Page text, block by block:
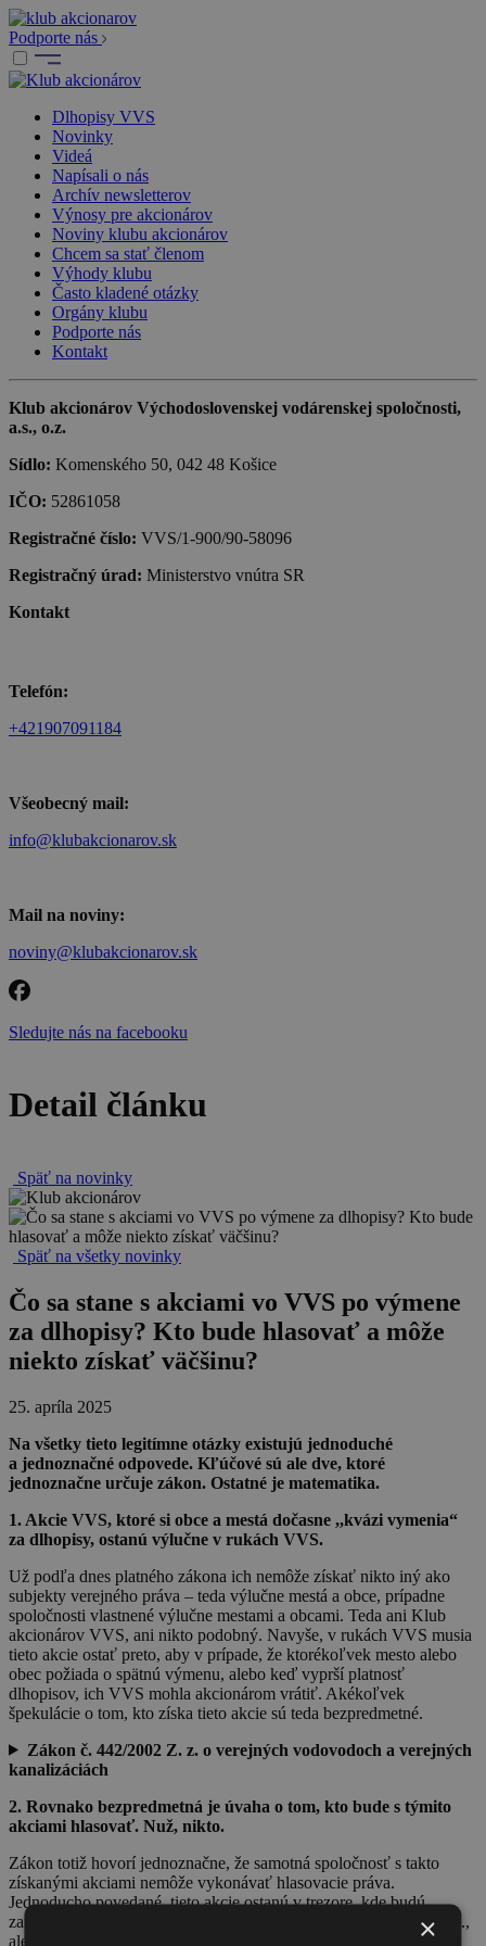
Podporte nás
Dlhopisy VVS
Novinky
Videá
Napísali o nás
Archív newsletterov
Výnosy pre akcionárov
Noviny klubu akcionárov
Chcem sa stať členom
Výhody klubu
Často kladené otázky
Orgány klubu
Podporte nás
Kontakt
Klub akcionárov Východoslovenskej vodárenskej spoločnosti,
a.s., o.z.
Sídlo: Komenského 50, 042 48 Košice
IČO: 52861058
Registračné číslo: VVS/1-900/90-58096
Registračný úrad: Ministerstvo vnútra SR
Kontakt
Telefón:
+421907091184
Všeobecný mail:
info@klubakcionarov.sk
Mail na noviny:
noviny@klubakcionarov.sk
Sledujte nás na facebooku
Detail článku
Späť na novinky
Späť na všetky novinky
Čo sa stane s akciami vo VVS po výmene
za dlhopisy? Kto bude hlasovať a môže
niekto získať väčšinu?
25. apríla 2025
Na všetky tieto legitímne otázky existujú jednoduché
a jednoznačné odpovede. Kľúčové sú ale dve, ktoré
jednoznačne určuje zákon. Ostatné je matematika.
1. Akcie VVS, ktoré si obce a mestá dočasne ,,kvázi vymenia“
za dlhopisy, ostanú výlučne v rukách VVS.
Už podľa dnes platného zákona ich nemôže získať nikto iný ako
subjekty verejného práva – teda výlučne mestá a obce, prípadne
spoločnosti vlastnené výlučne mestami a obcami. Teda ani Klub
akcionárov VVS, ani nikto podobný. Navyše, v rukách VVS musia
tieto akcie ostať preto, aby v prípade, že ktorékoľvek mesto alebo
obec požiada o spätnú výmenu, alebo keď vyprší platnosť
dlhopisov, ich VVS mohla akcionárom vrátiť. Akékoľvek
špekulácie o tom, kto získa tieto akcie sú teda bezpredmetné.
Zákon č. 442/2002 Z. z. o verejných vodovodoch a verejných
kanalizáciách
2. Rovnako bezpredmetná je úvaha o tom, kto bude s týmito
akciami hlasovať. Nuž, nikto.
Zákon totiž hovorí jednoznačne, že samotná spoločnosť s takto
získanými akciami nemôže vykonávať hlasovacie práva.
Jednoducho povedané, tieto akcie ostanú v trezore, kde budú
zapadať pachom, kým nevyprší splatnosť dlhopisov Voda spieva I.,
alebo kým nejaký akcionár nepožiada o spätnú výmenu.
×